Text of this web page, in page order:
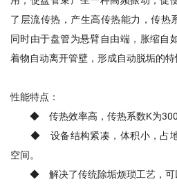
了层流传热，产生高传热能力，传热
同时由于盘管为悬臂自由端，胀缩自
着物自动离开管壁，形成自动脱垢的特
性能特点：
◆ 传热效率高，传热系数K为
◆ 设备结构紧凑，体积小，占地
空间。
◆ 解决了传统除垢烦琐工艺，可以